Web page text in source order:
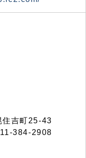
吉町25-43
384-2908